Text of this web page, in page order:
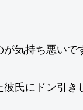
気持ち悪いで
氏にドン引き